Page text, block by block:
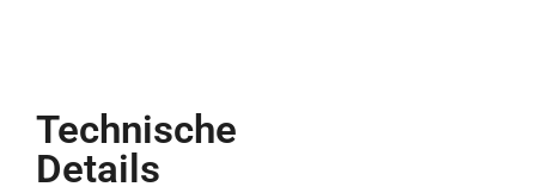
Technische
Details